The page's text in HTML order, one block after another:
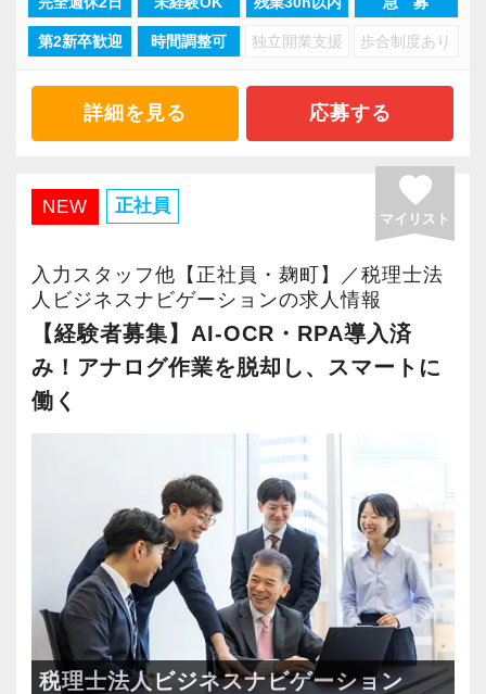
少しでも気になった方は、ぜひお気軽にご応募
ください！
です。
告書作成へ
社内には公認会計士・税理士の有資格者が多
く、最高峰のノウハウをいつでも聞ける環境で
す。
全員がワンフロアのオフィスにいるためサポー
ト体制も抜群。
未経験スタートでも、わずか1年で税務申告書が
作成できるまでに成長できます。
3.【待遇・社風】残業代は1分単位！和気あいあ
労基法を完全遵守し、残業代は1分単位で全額支
年功序列はなく、業務の品質や貢献度を正当に
評価して大幅な昇給で応えます。
お互いに助け合う文化があり、フラットで人間
関係のストレスがない職場です。
4.【資格取得支援】税理士資格取得を本気で応
第2新卒歓迎 時間調整可 独立開業支援 歩合制度あり
詳細を見る 応募する
NEW 正社員 favorite
マイリスト
入力スタッフ他【正社員・麹町】／税理士法
人ビジネスナビゲーションの求人情報
【経験者募集】AI-OCR・RPA導入済
み！アナログ作業を脱却し、スマートに
働く
税理士法人ビジネスナビゲーション